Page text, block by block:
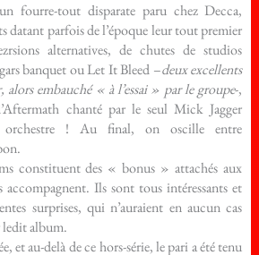
fourre-tout disparate paru chez Decca,
datant parfois de l’époque leur tout premier
alternatives, de chutes de studios
banquet ou Let It Bleed –deux excellents
embauché « à l’essai » par le groupe-,
chanté par le seul Mick Jagger
orchestre ! Au final, on oscille entre
constituent des « bonus » attachés aux
Ils sont tous intéressants et
surprises, qui n’auraient en aucun cas
ledit album.
et au-delà de ce hors-série, le pari a été tenu